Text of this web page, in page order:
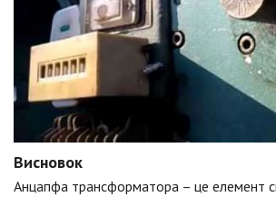
Висновок
Анцапфа трансформатора – це елемент